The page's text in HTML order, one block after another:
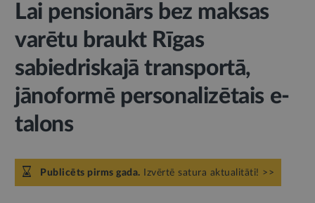
Lai pensionārs bez maksas
varētu braukt Rīgas
sabiedriskajā transportā,
jānoformē personalizētais e-
talons
Publicēts pirms gada. Izvērtē satura aktualitāti! >>